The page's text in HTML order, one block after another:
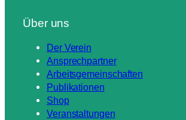
Über uns
Der Verein
Ansprechpartner
Arbeitsgemeinschaften
Publikationen
Shop
Veranstaltungen